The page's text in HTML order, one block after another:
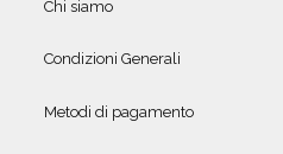
Chi siamo
Condizioni Generali
Metodi di pagamento